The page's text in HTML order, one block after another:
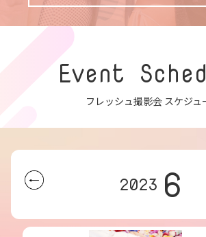
Event
フレッシュ撮影会 スケジュ
2023 6